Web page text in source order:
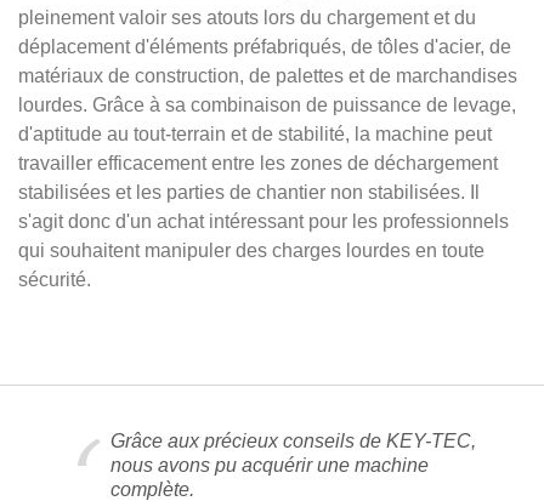
pleinement valoir ses atouts lors du chargement et du
déplacement d'éléments préfabriqués, de tôles d'acier, de
matériaux de construction, de palettes et de marchandises
lourdes. Grâce à sa combinaison de puissance de levage,
d'aptitude au tout-terrain et de stabilité, la machine peut
travailler efficacement entre les zones de déchargement
stabilisées et les parties de chantier non stabilisées. Il
s'agit donc d'un achat intéressant pour les professionnels
qui souhaitent manipuler des charges lourdes en toute
sécurité.
Grâce aux précieux conseils de KEY-TEC,
nous avons pu acquérir une machine
complète.